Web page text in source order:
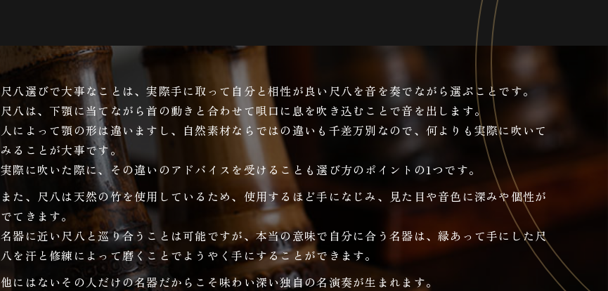
尺八選びで大事なことは、実際手に取って自分と相性が良い尺八を音を奏でながら選ぶことです。
尺八は、下顎に当てながら首の動きと合わせて唄口に息を吹き込むことで音を出します。
人によって顎の形は違いますし、自然素材ならではの違いも千差万別なので、何よりも実際に吹いて
みることが大事です。
実際に吹いた際に、その違いのアドバイスを受けることも選び方のポイントの1つです。
また、尺八は天然の竹を使用しているため、使用するほど手になじみ、見た目や音色に深みや個性が
でてきます。
名器に近い尺八と巡り合うことは可能ですが、本当の意味で自分に合う名器は、縁あって手にした尺
八を汗と修練によって磨くことでようやく手にすることができます。
他にはないその人だけの名器だからこそ味わい深い独自の名演奏が生まれます。